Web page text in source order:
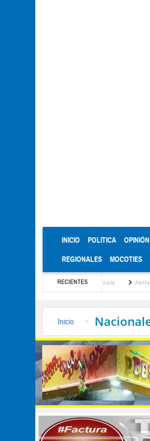
INICIO (CURRENT)
POLITICA OPINIÓN
REGIONALES MOCOTIES
RECIENTES
de Venezuela Alerta en Bailadores:
Inicio